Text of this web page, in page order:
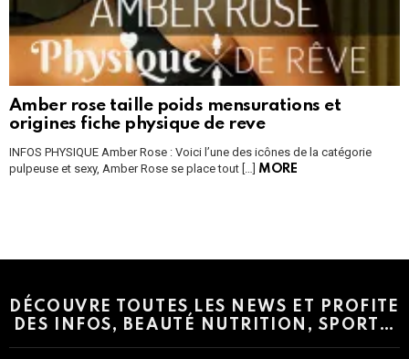
Amber rose taille poids mensurations et
origines fiche physique de reve
INFOS PHYSIQUE Amber Rose : Voici l’une des icônes de la catégorie
pulpeuse et sexy, Amber Rose se place tout […] MORE
DÉCOUVRE TOUTES LES NEWS ET PROFITE
DES INFOS, BEAUTÉ NUTRITION, SPORT…